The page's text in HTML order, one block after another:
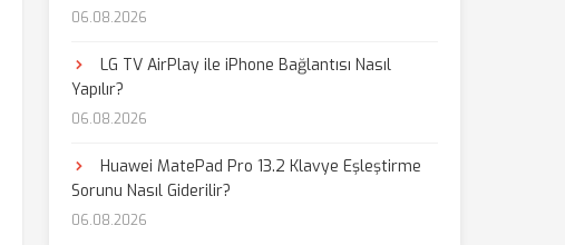
06.08.2026
LG TV AirPlay ile iPhone Bağlantısı Nasıl
Yapılır?
06.08.2026
Huawei MatePad Pro 13.2 Klavye Eşleştirme
Sorunu Nasıl Giderilir?
06.08.2026